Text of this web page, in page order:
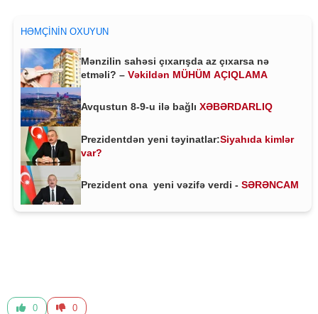
HƏMÇININ OXUYUN
Mənzilin sahəsi çıxarışda az çıxarsa nə
etməli? – Vəkildən MÜHÜM AÇIQLAMA
Avqustun 8-9-u ilə bağlı XƏBƏRDARLIQ
Prezidentdən yeni təyinatlar:Siyahıda kimlər
var?
Prezident ona yeni vəzifə verdi - SƏRƏNCAM
0 0